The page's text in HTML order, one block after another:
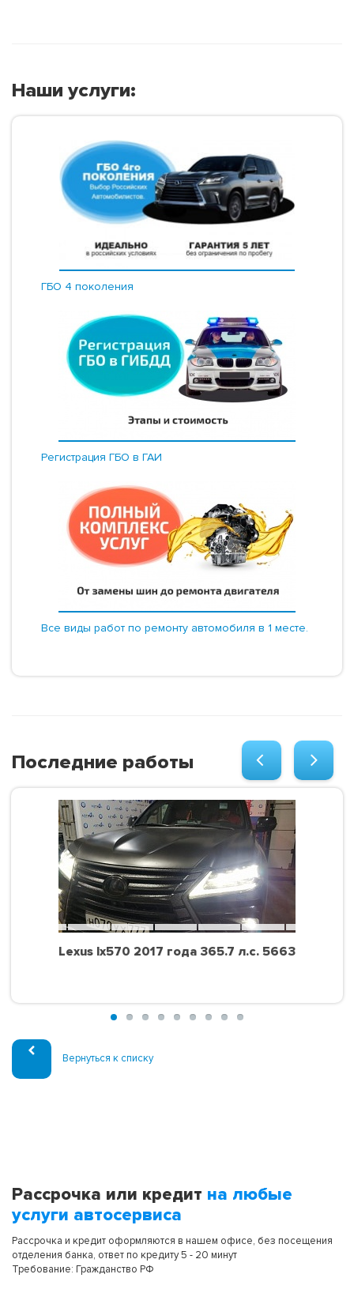
Наши услуги:
ГБО 4 поколения
Регистрация ГБО в ГАИ
Все виды работ по ремонту автомобиля в 1 месте.
Последние работы
Lexus lx570 2017 года 365.7 л.с. 5663
Вернуться к списку
Рассрочка или кредит на любые
услуги автосервиса
Рассрочка и кредит оформляются в нашем офисе, без посещения
отделения банка, ответ по кредиту 5 - 20 минут
Требование: Гражданство РФ